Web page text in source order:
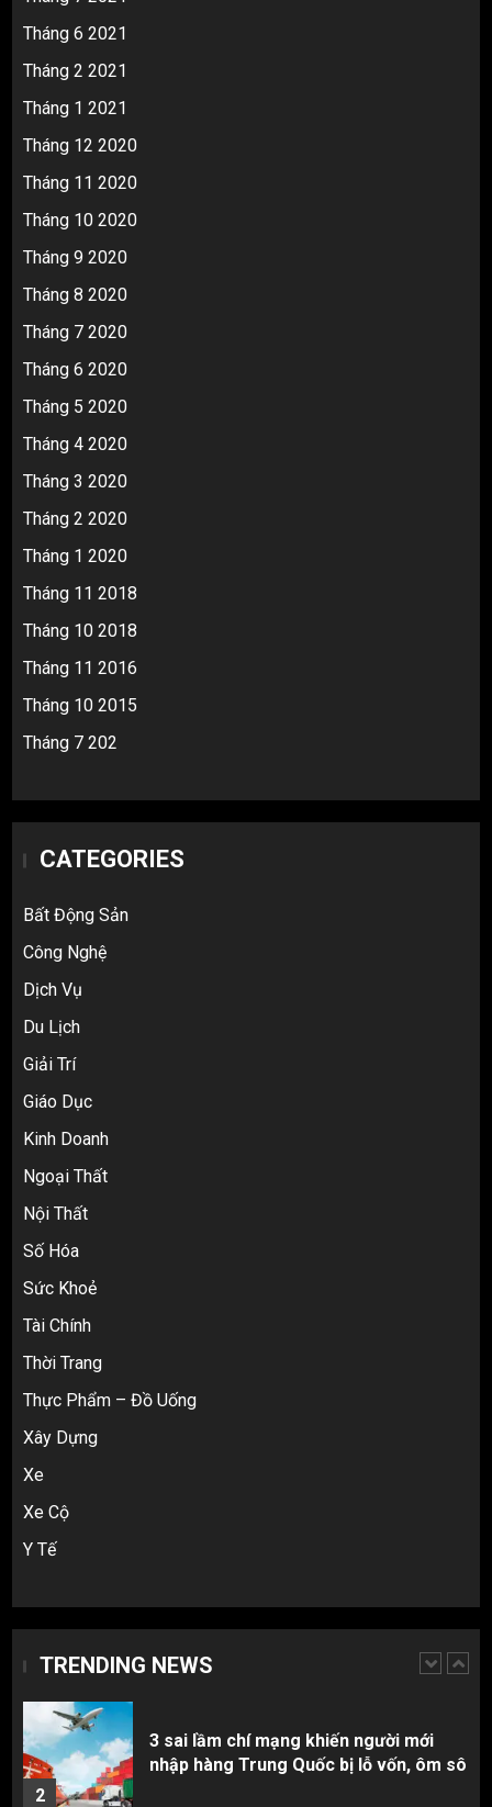
Tháng 6 2021
Tháng 2 2021
Tháng 1 2021
Tháng 12 2020
Tháng 11 2020
Tháng 10 2020
Tháng 9 2020
Tháng 8 2020
Tháng 7 2020
Tháng 6 2020
Tháng 5 2020
Tháng 4 2020
Tháng 3 2020
Tháng 2 2020
Tháng 1 2020
Tháng 11 2018
Tháng 10 2018
Tháng 11 2016
Tháng 10 2015
Tháng 7 202
CATEGORIES
Bất Động Sản
Công Nghệ
Dịch Vụ
Du Lịch
Giải Trí
Giáo Dục
Kinh Doanh
Ngoại Thất
Nội Thất
Số Hóa
Sức Khoẻ
Tài Chính
Thời Trang
Thực Phẩm – Đồ Uống
Xây Dựng
Xe
Xe Cộ
Y Tế
TRENDING NEWS
3
5
2
3 sai lầm chí mạng khiến người mới
nhập hàng Trung Quốc bị lỗ vốn, ôm sô
3
Top 10 nguồn hàng thời trang 1688 giá
rẻ giật mình cho dân buôn mới